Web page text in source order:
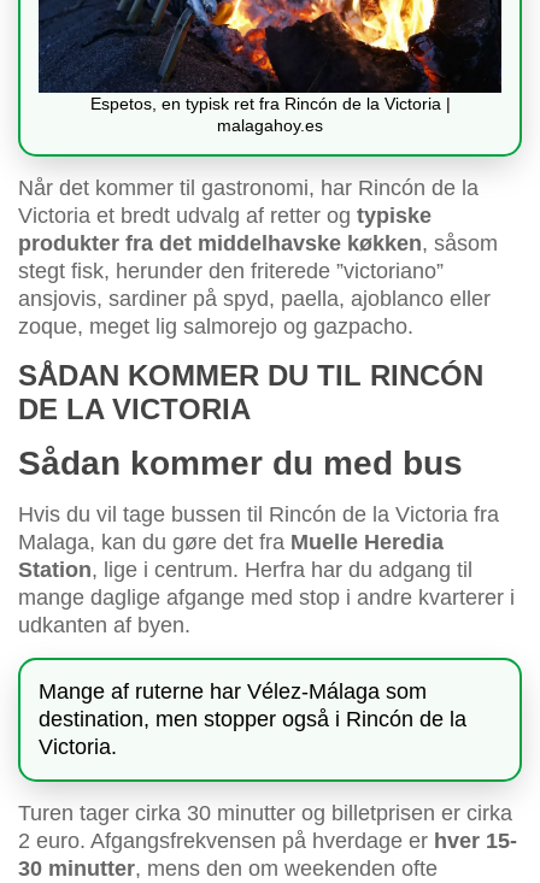
Espetos, en typisk ret fra Rincón de la Victoria |
malagahoy.es
Når det kommer til gastronomi, har Rincón de la
Victoria et bredt udvalg af retter og typiske
produkter fra det middelhavske køkken, såsom
stegt fisk, herunder den friterede ”victoriano”
ansjovis, sardiner på spyd, paella, ajoblanco eller
zoque, meget lig salmorejo og gazpacho.
SÅDAN KOMMER DU TIL RINCÓN
DE LA VICTORIA
Sådan kommer du med bus
Hvis du vil tage bussen til Rincón de la Victoria fra
Malaga, kan du gøre det fra Muelle Heredia
Station, lige i centrum. Herfra har du adgang til
mange daglige afgange med stop i andre kvarterer i
udkanten af byen.
Mange af ruterne har Vélez-Málaga som
destination, men stopper også i Rincón de la
Victoria.
Turen tager cirka 30 minutter og billetprisen er cirka
2 euro. Afgangsfrekvensen på hverdage er hver 15-
30 minutter, mens den om weekenden ofte